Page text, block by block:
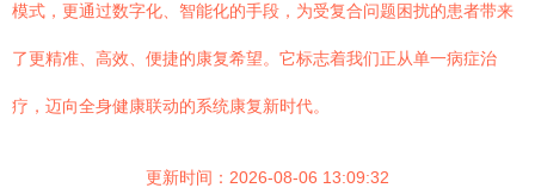
模式，更通过数字化、智能化的手段，为受复合问题困扰的患者带来
了更精准、高效、便捷的康复希望。它标志着我们正从单一病症治
疗，迈向全身健康联动的系统康复新时代。
更新时间：2026-08-06 13:09:32